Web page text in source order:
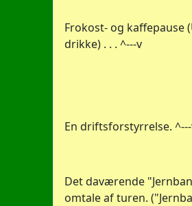
Frokost- og kaffepause
drikke) . . . ^---v
En driftsforstyrrelse.
Det daværende
omtale af turen.